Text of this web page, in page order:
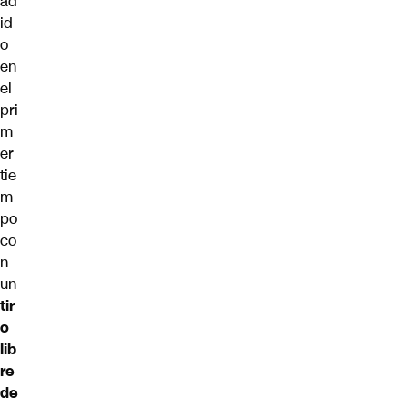
id
o
en
el
pri
m
er
tie
m
po
co
n
un
tir
o
lib
re
de